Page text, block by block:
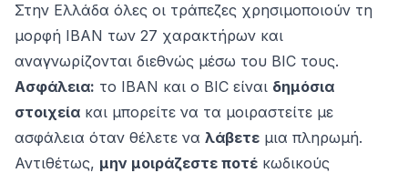
Στην Ελλάδα όλες οι τράπεζες χρησιμοποιούν τη
μορφή IBAN των 27 χαρακτήρων και
αναγνωρίζονται διεθνώς μέσω του BIC τους.
Ασφάλεια: το IBAN και ο BIC είναι δημόσια
στοιχεία και μπορείτε να τα μοιραστείτε με
ασφάλεια όταν θέλετε να λάβετε μια πληρωμή.
Αντιθέτως, μην μοιράζεστε ποτέ κωδικούς